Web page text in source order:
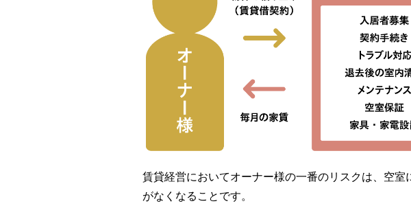
賃貸経営においてオーナー様の一番のリスクは、空
がなくなることです。